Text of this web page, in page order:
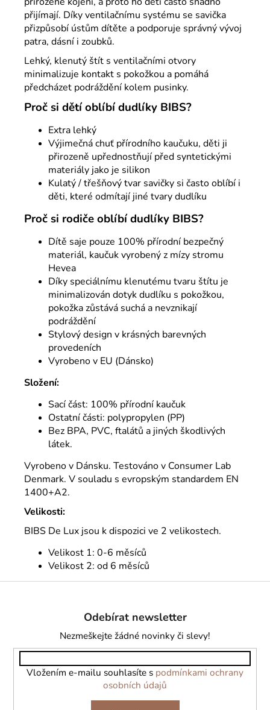
přijímají. Díky ventilačnímu systému se savička
přizpůsobí ústům dítěte a podporuje správný vývoj
patra, dásní i zoubků.
Lehký, klenutý štít s ventilačními otvory
minimalizuje kontakt s pokožkou a pomáhá
předcházet podráždění kolem pusinky.
Proč si dětí oblíbí dudlíky BIBS?
Extra lehký
Výjimečná chuť přírodního kaučuku, děti ji
přirozeně upřednostňují před syntetickými
materiály jako je silikon
Kulatý / třešňový tvar savičky si často oblíbí i
děti, které odmítají jiné tvary dudlíku
Proč si rodiče oblíbí dudlíky BIBS?
Dítě saje pouze 100% přírodní bezpečný
materiál, kaučuk vyrobený z mízy stromu
Hevea
Díky speciálnímu klenutému tvaru štítu je
minimalizován dotyk dudlíku s pokožkou,
pokožka zůstává suchá a nevznikají
podráždění
Stylový design v krásných barevných
provedeních
Vyrobeno v EU (Dánsko)
Složení:
Sací část: 100% přírodní kaučuk
Ostatní části: polypropylen (PP)
Bez BPA, PVC, ftalátů a jiných škodlivých
látek.
Vyrobeno v Dánsku. Testováno v Consumer Lab
Denmark. V souladu s evropským standardem EN
1400+A2.
Velikosti:
BIBS De Lux jsou k dispozici ve 2 velikostech.
Velikost 1: 0-6 měsíců
Velikost 2: od 6 měsíců
Odebírat newsletter
Nezmeškejte žádné novinky či slevy!
Vložením e-mailu souhlasíte s podmínkami ochrany
osobních údajů